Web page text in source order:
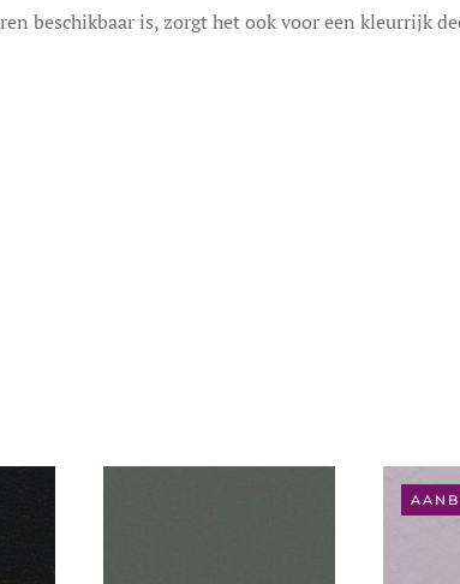
beschikbaar is, zorgt het ook voor een kleurrijk